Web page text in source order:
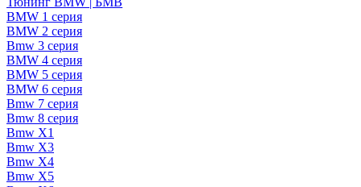
BMW 1 серия
BMW 2 серия
Bmw 3 серия
BMW 4 серия
BMW 5 серия
BMW 6 серия
Bmw 7 серия
Bmw 8 серия
Bmw X1
Bmw X3
Bmw X4
Bmw X5